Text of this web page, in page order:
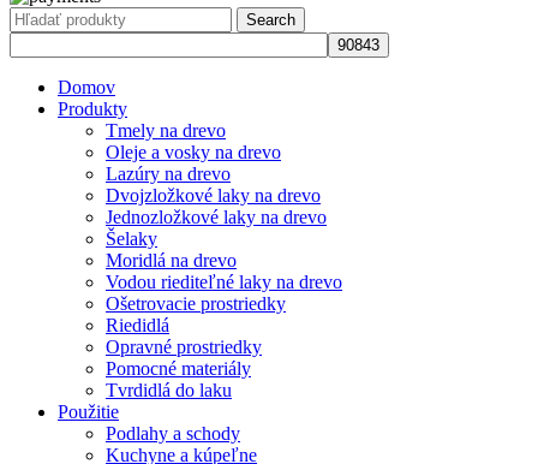
Search
Domov
Produkty
Tmely na drevo
Oleje a vosky na drevo
Lazúry na drevo
Dvojzložkové laky na drevo
Jednozložkové laky na drevo
Šelaky
Moridlá na drevo
Vodou riediteľné laky na drevo
Ošetrovacie prostriedky
Riedidlá
Opravné prostriedky
Pomocné materiály
Tvrdidlá do laku
Použitie
Podlahy a schody
Kuchyne a kúpeľne